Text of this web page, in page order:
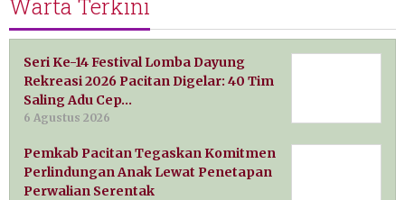
Warta Terkini
Seri Ke-14 Festival Lomba Dayung
Rekreasi 2026 Pacitan Digelar: 40 Tim
Saling Adu Cep…
6 Agustus 2026
Pemkab Pacitan Tegaskan Komitmen
Perlindungan Anak Lewat Penetapan
Perwalian Serentak